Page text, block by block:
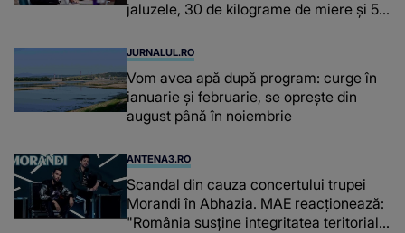
jaluzele, 30 de kilograme de miere și 50
JURNALUL.RO
Vom avea apă după program: curge în
ianuarie și februarie, se oprește din
august până în noiembrie
ANTENA3.RO
Scandal din cauza concertului trupei
Morandi în Abhazia. MAE reacționează:
"România susține integritatea teritorială